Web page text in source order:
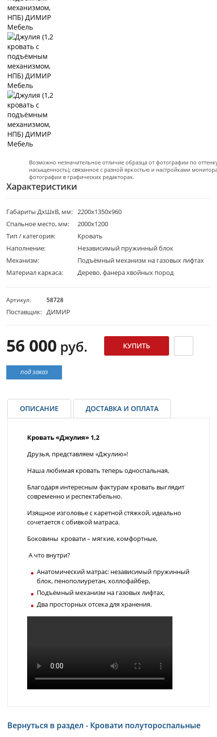
Возможно незначительное отличие образца от фотографии по
насыщенность), связанное с разной яркостью и настройками
фотографии в графических редакторах.
Характеристики
Габариты ДхШхВ, мм: 2200х1350х960
Спальное место, мм:
2000х1200
Тип / категория:
Кровать
Наполнение:
Независимый пружинный блок
Механизм:
Подъёмный механизм на газовых лифтах
Материал каркаса:
Дерево, фанера хвойных пород
Артикул: 58728
Поставщик: ДИМИР
56 000 руб.
под заказ
ОПИСАНИЕ ДОСТАВКА И ОПЛАТА
Кровать «Джулия» 1,2
Друзья, представляем «Джулию»!
Наша любимая кровать теперь односпальная,
Благодаря интересным фактурам кровать выглядит
современно и респектабельно.
Изящное изголовье с каретной стяжкой, идеально
сочетается с обивкой матраса.
Боковины кровати – мягкие, комфортные,
А что внутри?
Анатомический матрас: независимый пружинный
блок, пенополиуретан, холлофайбер,
Подъёмный механизм на газовых лифтах,
Два просторных отсека для хранения.
Вернуться в раздел - Кровати полутороспальные